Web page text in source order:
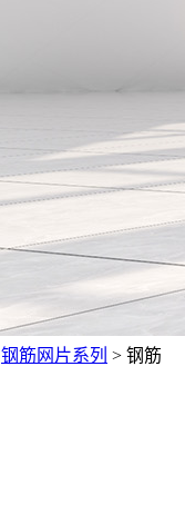
钢筋网片系列 > 钢筋